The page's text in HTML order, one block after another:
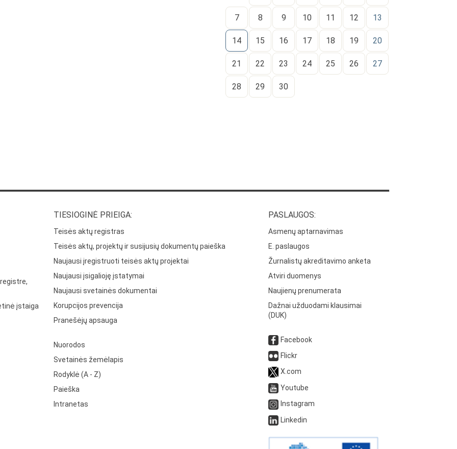
7 8 9 10 11 12 13
14 15 16 17 18 19 20
21 22 23 24 25 26 27
28 29 30
įstaiga
TIESIOGINĖ PRIEIGA:
Teisės aktų registras
Teisės aktų, projektų ir susijusių dokumentų paieška
Naujausi įregistruoti teisės aktų projektai
Naujausi įsigalioję įstatymai
Naujausi svetainės dokumentai
Korupcijos prevencija
Pranešėjų apsauga
Nuorodos
Svetainės žemėlapis
Rodyklė (A - Z)
Paieška
Intranetas
PASLAUGOS:
Asmenų aptarnavimas
E. paslaugos
Žurnalistų akreditavimo anketa
Atviri duomenys
Naujienų prenumerata
Dažnai užduodami klausimai
(DUK)
Facebook
Flickr
X.com
Youtube
Instagram
Linkedin